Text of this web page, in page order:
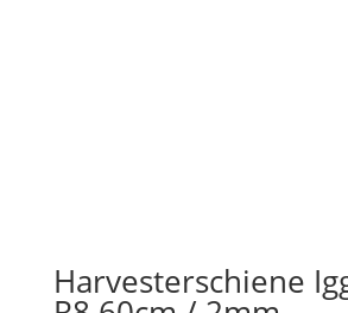
Harvesterschiene